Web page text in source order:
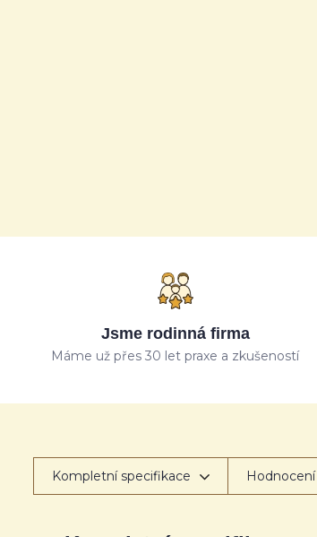
Jsme rodinná firma
Máme už přes 30 let praxe a zkušeností
Kompletní specifikace Hodnocení